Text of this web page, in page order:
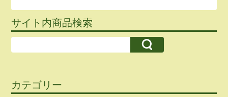
サイト内商品検索
カテゴリー